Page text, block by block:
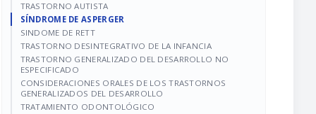
TRASTORNO AUTISTA
SÍNDROME DE ASPERGER
SINDOME DE RETT
TRASTORNO DESINTEGRATIVO DE LA INFANCIA
TRASTORNO GENERALIZADO DEL DESARROLLO NO
ESPECIFICADO
CONSIDERACIONES ORALES DE LOS TRASTORNOS
GENERALIZADOS DEL DESARROLLO
TRATAMIENTO ODONTOLÓGICO